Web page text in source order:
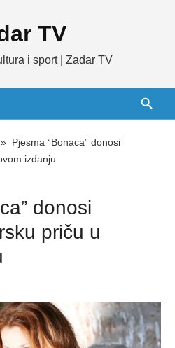
TV
i sport | Zadar TV
» Pjesma “Bonaca” donosi
izdanju
donosi
priču u